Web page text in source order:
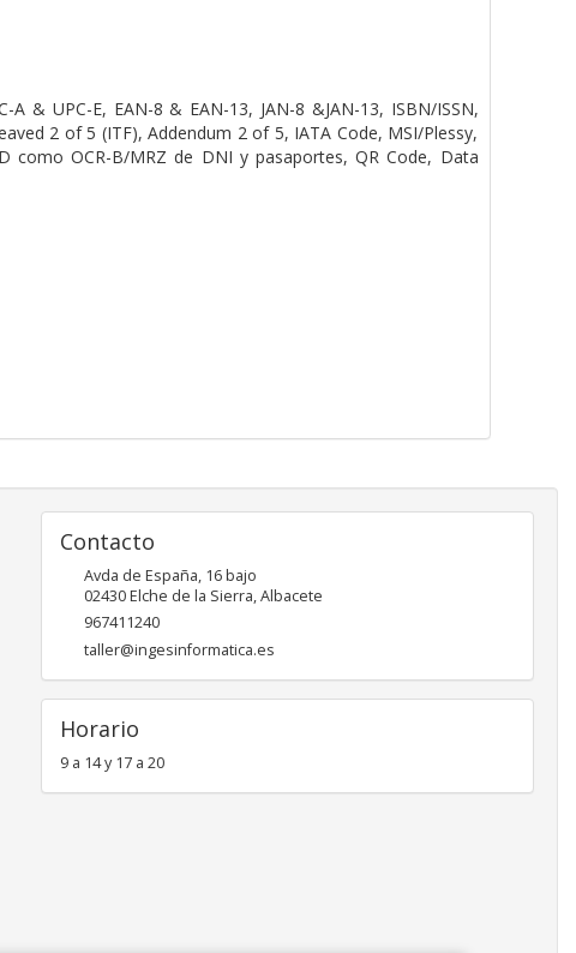
A & UPC-E, EAN-8 & EAN-13, JAN-8 &JAN-13, ISBN/ISSN,
2 of 5 (ITF), Addendum 2 of 5, IATA Code, MSI/Plessy,
como OCR-B/MRZ de DNI y pasaportes,QR Code, Data
Contacto
Avda de España, 16 bajo
02430Elche de la Sierra,Albacete
967411240
taller@ingesinformatica.es
Horario
9 a 14 y 17 a 20